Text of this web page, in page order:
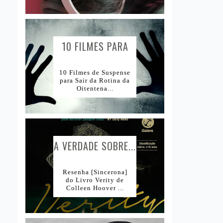
10 FILMES PARA
10 Filmes de Suspense
para Sair da Rotina da
Oitentena...
A VERDADE SOBRE...
Resenha [Sincerona]
do Livro Verity de
Colleen Hoover ...